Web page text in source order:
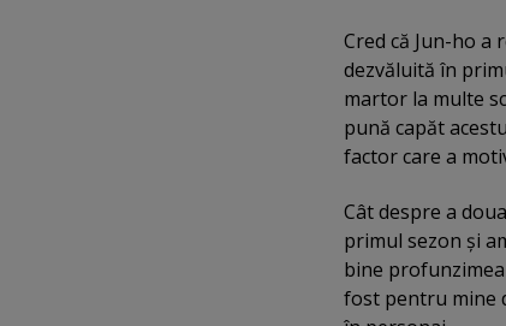
Cred că Jun-ho a
dezvăluită în
martor la multe
pună capăt
factor care a
Cât despre a
primul sezon şi
bine
fost pentru mine